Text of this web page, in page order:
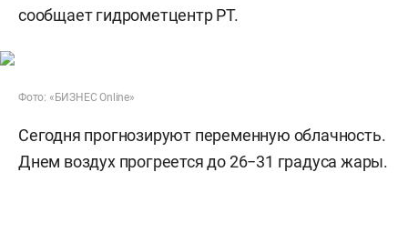
сообщает гидрометцентр РТ.
Фото: «БИЗНЕС Online»
Сегодня прогнозируют переменную облачность.
Днем воздух прогреется до 26−31 градуса жары.